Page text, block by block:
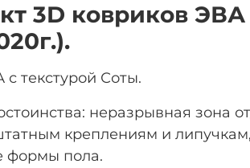
3D ковриков
текстурой Соты.
неразрывная зона
креплениям и
формы пола.